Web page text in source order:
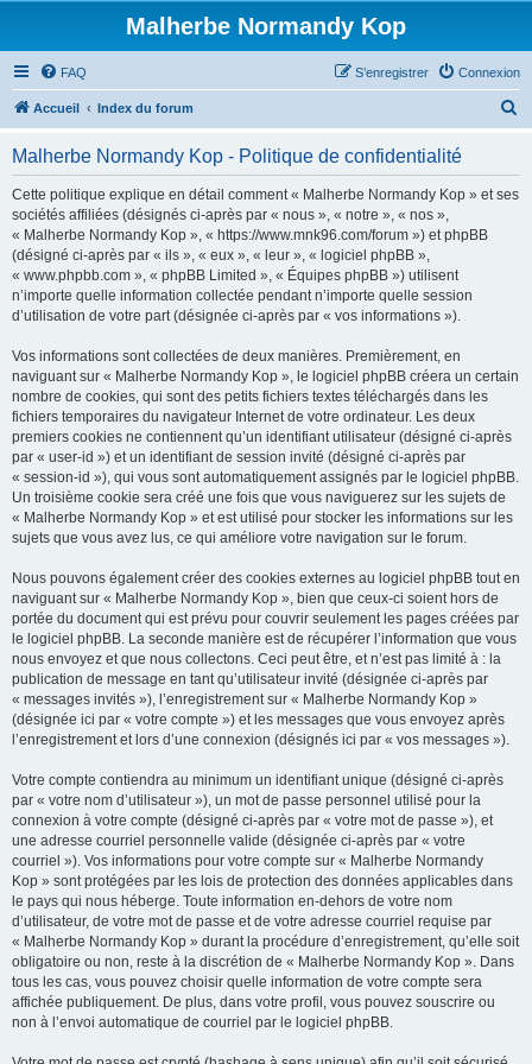
Malherbe Normandy Kop
FAQ Connexion
S’enregistrer
Accueil Index du forum
Malherbe Normandy Kop - Politique de confidentialité
Cette politique explique en détail comment « Malherbe Normandy Kop » et ses
sociétés affiliées (désignés ci-après par « nous », « notre », « nos »,
« Malherbe Normandy Kop », « https://www.mnk96.com/forum ») et phpBB
(désigné ci-après par « ils », « eux », « leur », « logiciel phpBB »,
« www.phpbb.com », « phpBB Limited », « Équipes phpBB ») utilisent
n’importe quelle information collectée pendant n’importe quelle session
d’utilisation de votre part (désignée ci-après par « vos informations »).
Vos informations sont collectées de deux manières. Premièrement, en
naviguant sur « Malherbe Normandy Kop », le logiciel phpBB créera un certain
nombre de cookies, qui sont des petits fichiers textes téléchargés dans les
fichiers temporaires du navigateur Internet de votre ordinateur. Les deux
premiers cookies ne contiennent qu’un identifiant utilisateur (désigné ci-après
par « user-id ») et un identifiant de session invité (désigné ci-après par
« session-id »), qui vous sont automatiquement assignés par le logiciel phpBB.
Un troisième cookie sera créé une fois que vous naviguerez sur les sujets de
« Malherbe Normandy Kop » et est utilisé pour stocker les informations sur les
sujets que vous avez lus, ce qui améliore votre navigation sur le forum.
Nous pouvons également créer des cookies externes au logiciel phpBB tout en
naviguant sur « Malherbe Normandy Kop », bien que ceux-ci soient hors de
portée du document qui est prévu pour couvrir seulement les pages créées par
le logiciel phpBB. La seconde manière est de récupérer l’information que vous
nous envoyez et que nous collectons. Ceci peut être, et n’est pas limité à : la
publication de message en tant qu’utilisateur invité (désignée ci-après par
« messages invités »), l’enregistrement sur « Malherbe Normandy Kop »
(désignée ici par « votre compte ») et les messages que vous envoyez après
l’enregistrement et lors d’une connexion (désignés ici par « vos messages »).
Votre compte contiendra au minimum un identifiant unique (désigné ci-après
par « votre nom d’utilisateur »), un mot de passe personnel utilisé pour la
connexion à votre compte (désigné ci-après par « votre mot de passe »), et
une adresse courriel personnelle valide (désignée ci-après par « votre
courriel »). Vos informations pour votre compte sur « Malherbe Normandy
Kop » sont protégées par les lois de protection des données applicables dans
le pays qui nous héberge. Toute information en-dehors de votre nom
d’utilisateur, de votre mot de passe et de votre adresse courriel requise par
« Malherbe Normandy Kop » durant la procédure d’enregistrement, qu’elle soit
obligatoire ou non, reste à la discrétion de « Malherbe Normandy Kop ». Dans
tous les cas, vous pouvez choisir quelle information de votre compte sera
affichée publiquement. De plus, dans votre profil, vous pouvez souscrire ou
non à l’envoi automatique de courriel par le logiciel phpBB.